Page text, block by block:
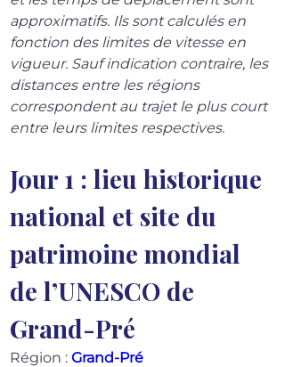
approximatifs. Ils sont calculés en
fonction des limites de vitesse en
vigueur. Sauf indication contraire, les
distances entre les régions
correspondent au trajet le plus court
entre leurs limites respectives.
Jour 1 : lieu historique
national et site du
patrimoine mondial
de l’UNESCO de
Grand-Pré
Région : Grand-Pré